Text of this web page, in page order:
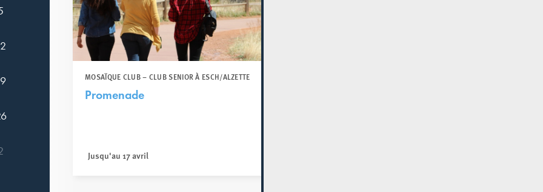
MOSAÏQUE CLUB – CLUB SENIOR À ESCH/ALZETTE
Promenade
Jusqu'au 17 avril